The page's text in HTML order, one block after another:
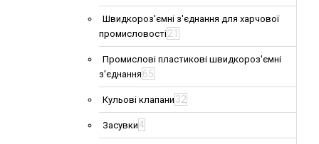
Швидкороз'ємні з'єднання для харчової
промисловості21
Промислові пластикові швидкороз'ємні
з'єднання 65
Кульові клапани 32
Засувки4